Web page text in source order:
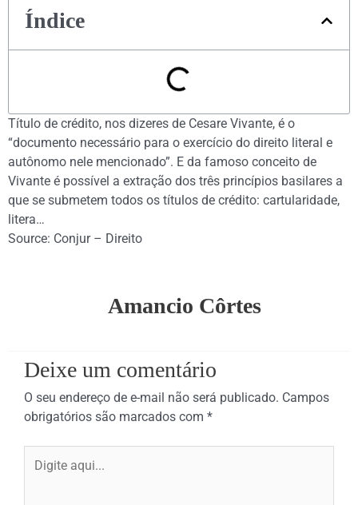
Índice
Título de crédito, nos dizeres de Cesare Vivante, é o
“documento necessário para o exercício do direito literal e
autônomo nele mencionado”. E da famoso conceito de
Vivante é possível a extração dos três princípios basilares a
que se submetem todos os títulos de crédito: cartularidade,
litera…
Source: Conjur – Direito
Amancio Côrtes
Deixe um comentário
O seu endereço de e-mail não será publicado. Campos
obrigatórios são marcados com *
aqui...